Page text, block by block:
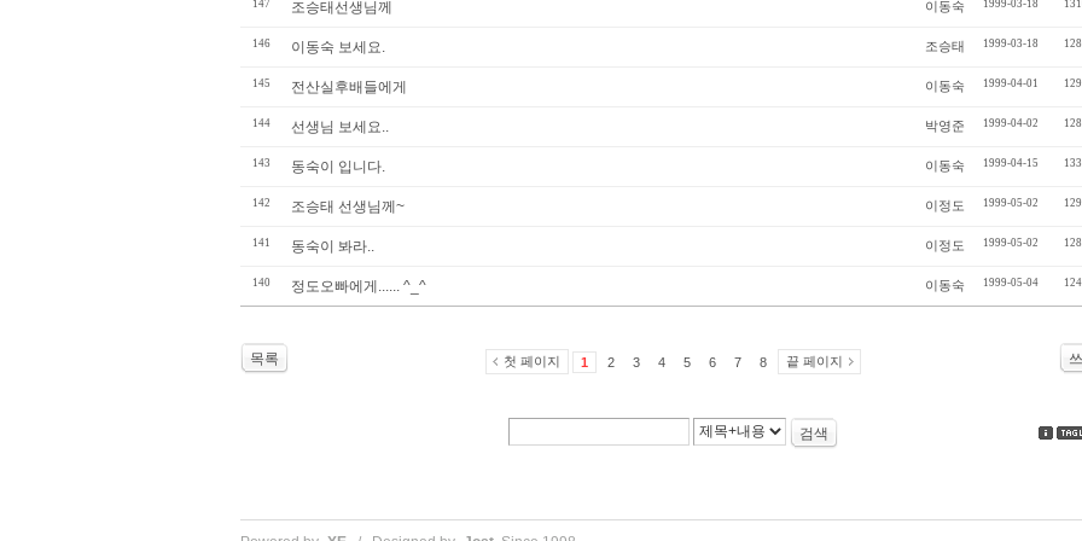
147 조승태선생님께 이동숙 1999-03-18
146 이동숙 보세요. 조승태 1999-03-18
145 전산실후배들에게 이동숙 1999-04-01
144 선생님 보세요.. 박영준 1999-04-02
143 동숙이 입니다. 이동숙 1999-04-15
142 조승태 선생님께~ 이정도 1999-05-02
141 동숙이 봐라.. 이정도 1999-05-02
140 정도오빠에게...... ^_^ 이동숙 1999-05-04
목록 첫 페이지 1 2 3 4 5 6 7 8 끝 페이지
검색